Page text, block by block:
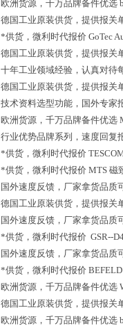
欧洲货源，千万品牌备件优选
德国工业原装供货，提供报关
*供货，微利时代报价 GoTec
德国工业原装供货，提供报关
十年工业领域经验，认真对待
德国工业原装供货，提供报关
技术资料选型功能，国外专家
欧洲货源，千万品牌备件优选
行业优势品牌系列，速度回复
*供货，微利时代报价
*供货，微利时代报价 MTS 磁
国外速度反馈，厂家拿货品质
德国工业原装供货，提供报关
国外速度反馈，厂家拿货品质
*供货，微利时代报价 GSR--
国外速度反馈，厂家拿货品质
*供货，微利时代报价
欧洲货源，千万品牌备件优选
德国工业原装供货，提供报关
欧洲货源，千万品牌备件优选